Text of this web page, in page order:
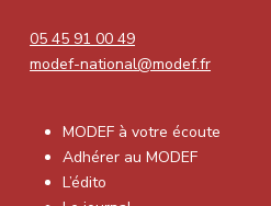
05 45 91 00 49
modef-national@modef.fr
MODEF à votre écoute
Adhérer au MODEF
L’édito